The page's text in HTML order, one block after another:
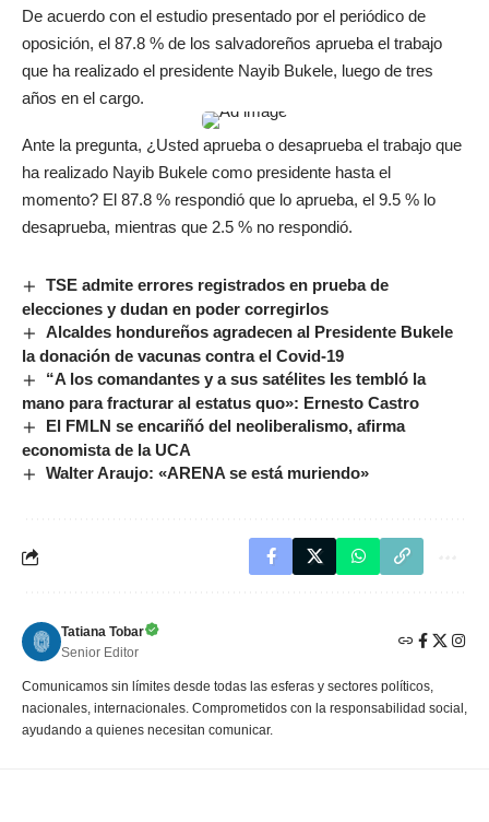
De acuerdo con el estudio presentado por el periódico de
oposición, el 87.8 % de los salvadoreños aprueba el trabajo
que ha realizado el presidente Nayib Bukele, luego de tres
años en el cargo.
Ante la pregunta, ¿Usted aprueba o desaprueba el trabajo que
ha realizado Nayib Bukele como presidente hasta el
momento? El 87.8 % respondió que lo aprueba, el 9.5 % lo
desaprueba, mientras que 2.5 % no respondió.
TSE admite errores registrados en prueba de
elecciones y dudan en poder corregirlos
Alcaldes hondureños agradecen al Presidente Bukele
la donación de vacunas contra el Covid-19
“A los comandantes y a sus satélites les tembló la
mano para fracturar al estatus quo»: Ernesto Castro
El FMLN se encariñó del neoliberalismo, afirma
economista de la UCA
Walter Araujo: «ARENA se está muriendo»
Tatiana Tobar
Senior Editor
Comunicamos sin límites desde todas las esferas y sectores políticos,
nacionales, internacionales. Comprometidos con la responsabilidad social,
ayudando a quienes necesitan comunicar.